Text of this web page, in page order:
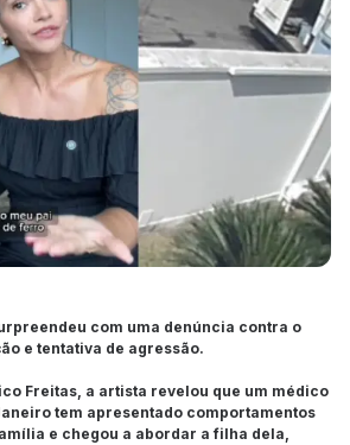
com uma denúncia contra o
e tentativa de agressão.
Freitas, a artista revelou que um médico
tem apresentado comportamentos
e chegou a abordar a filha dela,